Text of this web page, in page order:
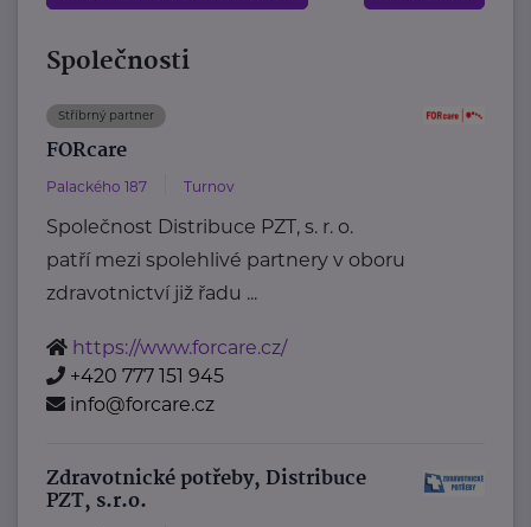
Společnosti
Stříbrný partner
FORcare
Palackého 187 Turnov
Společnost Distribuce PZT, s. r. o.
patří mezi spolehlivé partnery v oboru
zdravotnictví již řadu ...
https://www.forcare.cz/
+420 777 151 945
info@forcare.cz
Zdravotnické potřeby, Distribuce
PZT, s.r.o.